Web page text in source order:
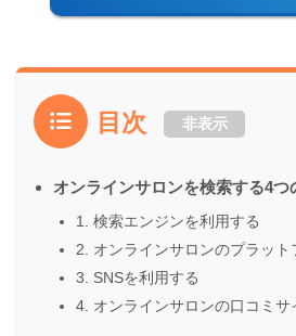
目次 非表示
オンラインサロンを検索する4つ
1. 検索エンジンを利用する
2. オンラインサロンのプラット
3. SNSを利用する
4. オンラインサロンの口コミサ